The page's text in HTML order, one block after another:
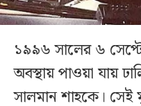
১৯৯৬ সালের ৬
অবস্থায় পাওয়া যায়
সালমান শাহকে।